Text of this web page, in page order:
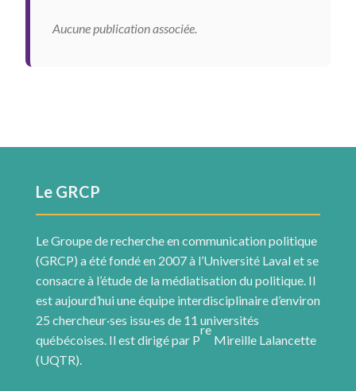
Aucune publication associée.
Le GRCP
Le Groupe de recherche en communication politique
(GRCP) a été fondé en 2007 à l’Université Laval et se
consacre à l’étude de la médiatisation du politique. Il
est aujourd’hui une équipe interdisciplinaire d’environ
25 chercheur·ses issu·es de 11 universités
québécoises. Il est dirigé par P
re
Mireille Lalancette
(UQTR).